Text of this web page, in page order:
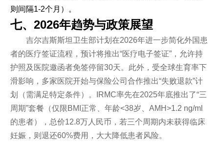
则间隔1-2个月）。
七、2026年趋势与政策展望
吉尔吉斯斯坦卫生部计划在2026年进一步简化外国患
者的医疗签证流程，预计将推出“医疗电子签证”，允许持
护照及医院邀函者免签停留30天。此外，受全球生育率下
滑影响，多家医院开始与保险公司合作推出“失败退款”计
划（需满足特定条件）。IRMC率先在2025年底推出了“三
周期”套餐（仅限BMI正常、年龄<38岁、AMH>1.2 ng/ml
的患者），总价12.8万人民币，若三个周期内未获得临床
妊娠，则退还60%费用，大大降低患者风险。